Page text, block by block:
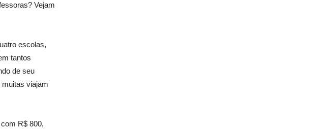
Vejam
escolas,
tantos
de seu
muitas viajam
R$ 800,